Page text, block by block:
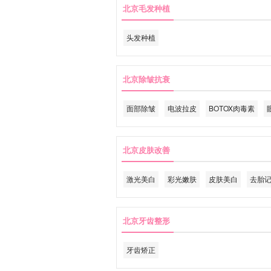
北京毛发种植
头发种植
北京除皱抗衰
面部除皱 电波拉皮 BOTOX肉毒素
北京皮肤改善
激光美白 彩光嫩肤 皮肤美白 去胎记
北京牙齿整形
牙齿矫正